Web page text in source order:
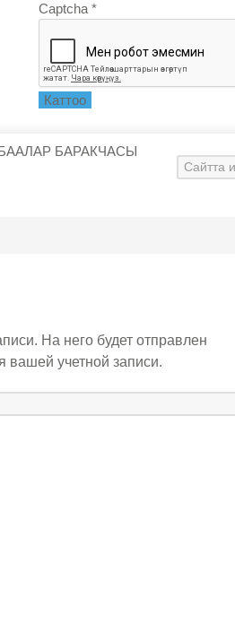
Captcha *
Каттоо
БАРАКЧАСЫ
Искать...
На него будет отправлен
вашей учетной записи.